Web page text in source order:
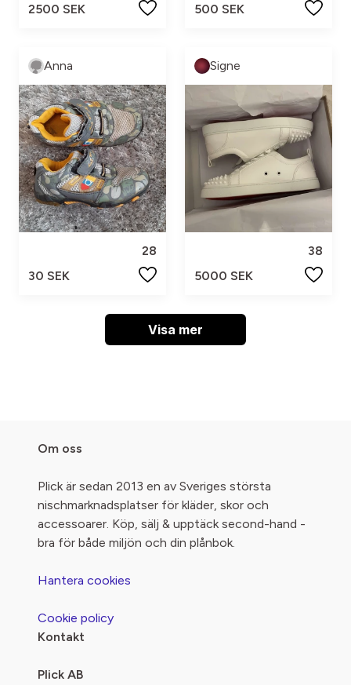
2500 SEK
500 SEK
Anna
28
30 SEK
Signe
38
5000 SEK
Visa mer
Om oss
Plick är sedan 2013 en av Sveriges största
nischmarknadsplatser för kläder, skor och
accessoarer. Köp, sälj & upptäck second-hand -
bra för både miljön och din plånbok.
Hantera cookies
Cookie policy
Kontakt
Plick AB